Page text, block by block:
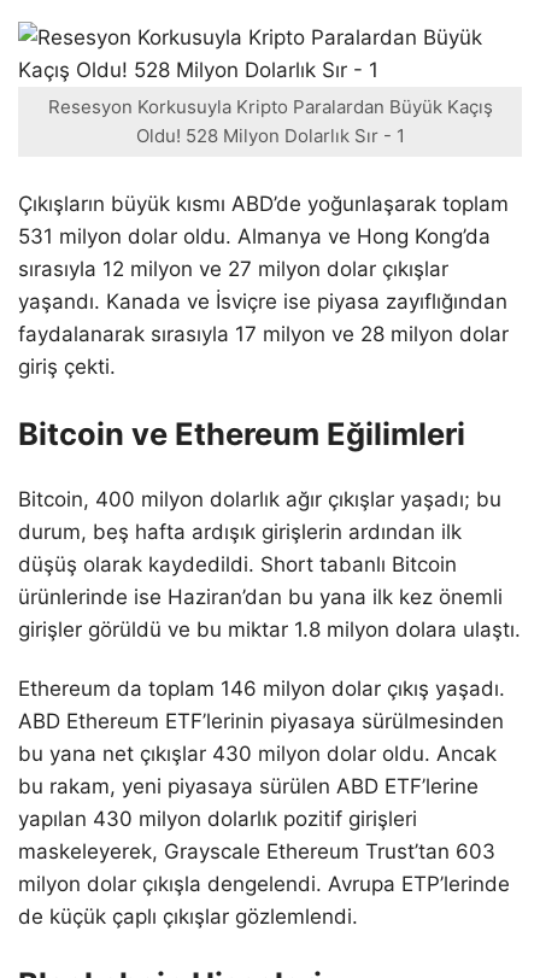
Resesyon Korkusuyla Kripto Paralardan Büyük Kaçış
Oldu! 528 Milyon Dolarlık Sır - 1
Çıkışların büyük kısmı ABD’de yoğunlaşarak toplam
531 milyon dolar oldu. Almanya ve Hong Kong’da
sırasıyla 12 milyon ve 27 milyon dolar çıkışlar
yaşandı. Kanada ve İsviçre ise piyasa zayıflığından
faydalanarak sırasıyla 17 milyon ve 28 milyon dolar
giriş çekti.
Bitcoin ve Ethereum Eğilimleri
Bitcoin, 400 milyon dolarlık ağır çıkışlar yaşadı; bu
durum, beş hafta ardışık girişlerin ardından ilk
düşüş olarak kaydedildi. Short tabanlı Bitcoin
ürünlerinde ise Haziran’dan bu yana ilk kez önemli
girişler görüldü ve bu miktar 1.8 milyon dolara ulaştı.
Ethereum da toplam 146 milyon dolar çıkış yaşadı.
ABD Ethereum ETF’lerinin piyasaya sürülmesinden
bu yana net çıkışlar 430 milyon dolar oldu. Ancak
bu rakam, yeni piyasaya sürülen ABD ETF’lerine
yapılan 430 milyon dolarlık pozitif girişleri
maskeleyerek, Grayscale Ethereum Trust’tan 603
milyon dolar çıkışla dengelendi. Avrupa ETP’lerinde
de küçük çaplı çıkışlar gözlemlendi.